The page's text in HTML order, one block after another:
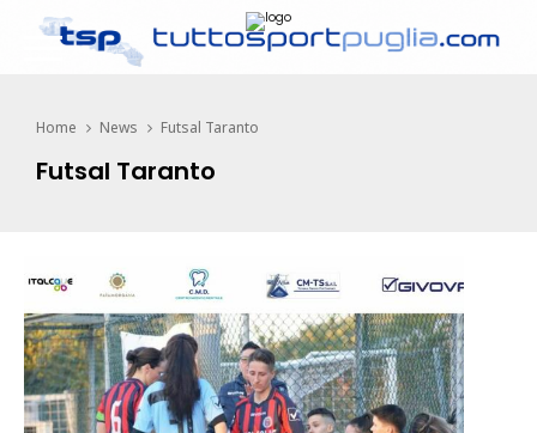
Home News Futsal Taranto
Futsal Taranto